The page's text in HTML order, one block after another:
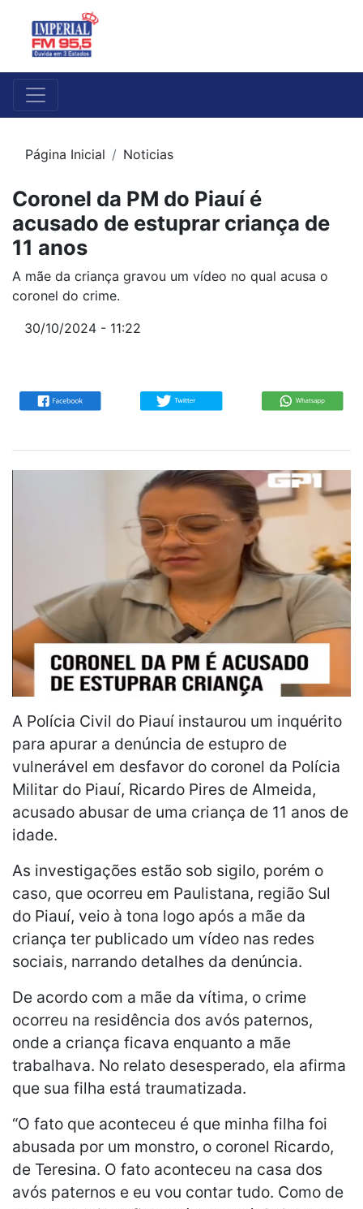
Página Inicial Noticias
Coronel da PM do Piauí é
acusado de estuprar criança de
11 anos
A mãe da criança gravou um vídeo no qual acusa o
coronel do crime.
30/10/2024 - 11:22
A Polícia Civil do Piauí instaurou um inquérito
para apurar a denúncia de estupro de
vulnerável em desfavor do coronel da Polícia
Militar do Piauí, Ricardo Pires de Almeida,
acusado abusar de uma criança de 11 anos de
idade.
As investigações estão sob sigilo, porém o
caso, que ocorreu em Paulistana, região Sul
do Piauí, veio à tona logo após a mãe da
criança ter publicado um vídeo nas redes
sociais, narrando detalhes da denúncia.
De acordo com a mãe da vítima, o crime
ocorreu na residência dos avós paternos,
onde a criança ficava enquanto a mãe
trabalhava. No relato desesperado, ela afirma
que sua filha está traumatizada.
“O fato que aconteceu é que minha filha foi
abusada por um monstro, o coronel Ricardo,
de Teresina. O fato aconteceu na casa dos
avós paternos e eu vou contar tudo. Como de